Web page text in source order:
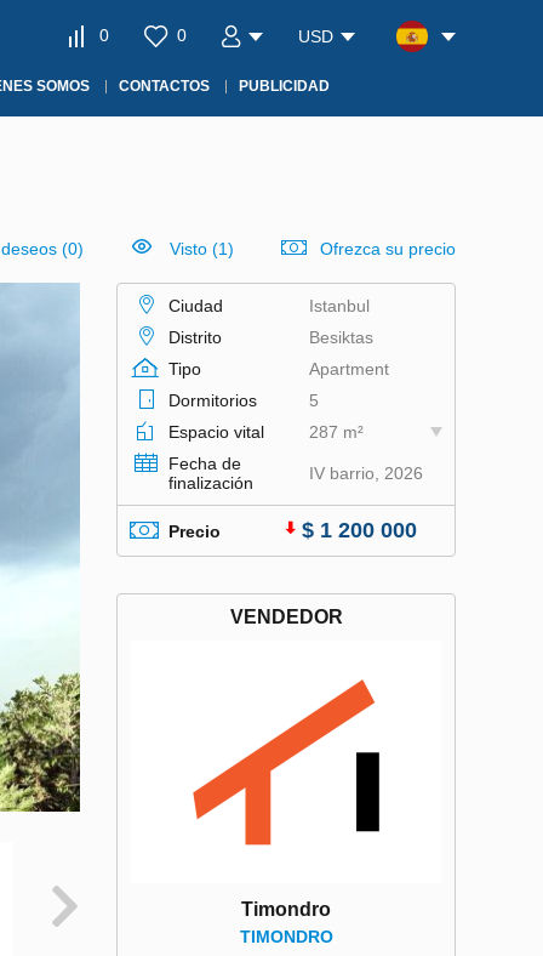
0 0 USD
SOMOS CONTACTOS PUBLICIDAD
(0) Visto (1) Ofrezca su precio
Ciudad
Istanbul
Distrito
Besiktas
Tipo
Apartment
Dormitorios
5
Espacio vital
287 m²
Fecha de
finalización
IV barrio, 2026
Precio $ 1 200 000
VENDEDOR
Timondro
TIMONDRO